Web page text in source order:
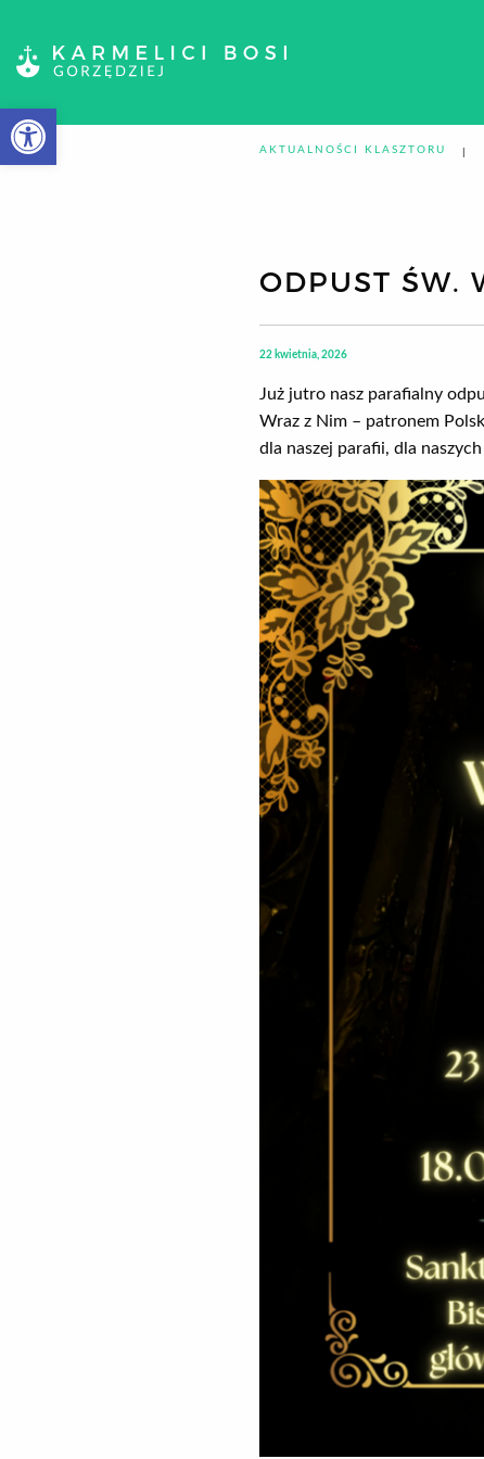
Otwórz pasek narzędzi
AKTUALNOŚCI KLASZTORU
ODPUST ŚW.
22 kwietnia, 2026
Już jutro nasz parafialny
Wraz z Nim – patronem
dla naszej parafii, dla